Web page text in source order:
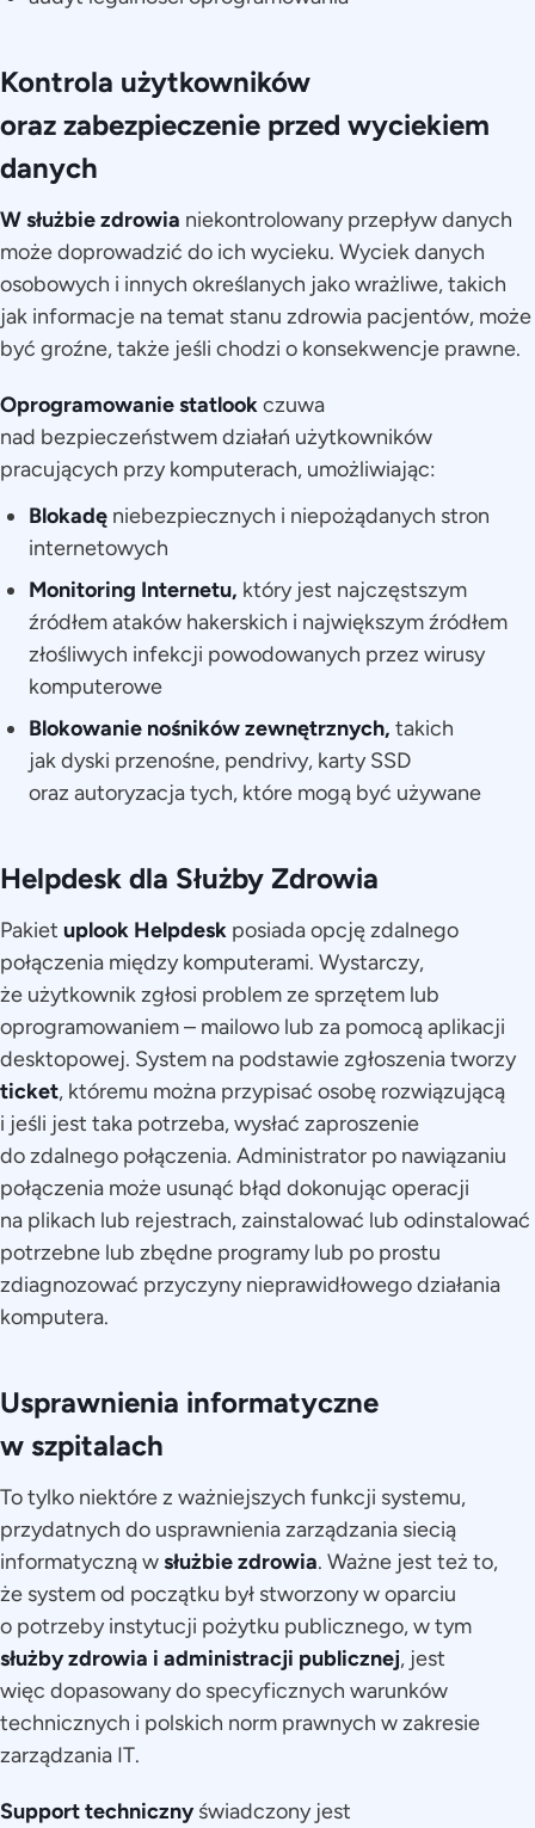
Kontrola użytkowników
oraz zabezpieczenie przed wyciekiem
danych
W służbie zdrowia niekontrolowany przepływ danych
może doprowadzić do ich wycieku. Wyciek danych
osobowych i innych określanych jako wrażliwe, takich
jak informacje na temat stanu zdrowia pacjentów, może
być groźne, także jeśli chodzi o konsekwencje prawne.
Oprogramowanie statlookczuwa
nad bezpieczeństwem działań użytkowników
pracujących przy komputerach, umożliwiając:
Blokadę niebezpiecznych i niepożądanych stron
internetowych
Monitoring Internetu, który jest najczęstszym
źródłem ataków hakerskich i największym źródłem
złośliwych infekcji powodowanych przez wirusy
komputerowe
Blokowanie nośników zewnętrznych, takich
jakdyski przenośne, pendrivy, karty SSD
oraz autoryzacja tych, które mogą być używane
Helpdesk dla Służby Zdrowia
Pakiet uplook Helpdesk posiada opcję zdalnego
połączenia między komputerami. Wystarczy,
że użytkownik zgłosi problem ze sprzętem lub
oprogramowaniem – mailowo lub za pomocą aplikacji
desktopowej. System na podstawie zgłoszenia tworzy
ticket, któremu można przypisać osobę rozwiązującą
i jeśli jest taka potrzeba, wysłać zaproszenie
do zdalnego połączenia. Administrator po nawiązaniu
połączenia może usunąć błąd dokonując operacji
na plikach lub rejestrach, zainstalować lub odinstalować
potrzebne lub zbędne programy lub po prostu
zdiagnozować przyczyny nieprawidłowego działania
komputera.
Usprawnienia informatyczne
w szpitalach
To tylko niektóre z ważniejszych funkcji systemu,
przydatnych do usprawnienia zarządzania siecią
informatyczną wsłużbie zdrowia. Ważne jest też to,
że system od początku był stworzony w oparciu
o potrzeby instytucji pożytku publicznego, w tym
służby zdrowia i administracji publicznej, jest
więc dopasowany do specyficznych warunków
technicznych i polskich norm prawnych w zakresie
zarządzania IT.
Support techniczny świadczony jest